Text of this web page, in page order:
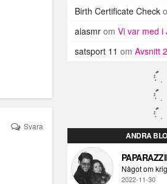
Svara
Birth Certificate Check
aiasmr om Vi var med i
satsport 11 om Avsnitt 211!
ANDRA
Något om
2022-11-30